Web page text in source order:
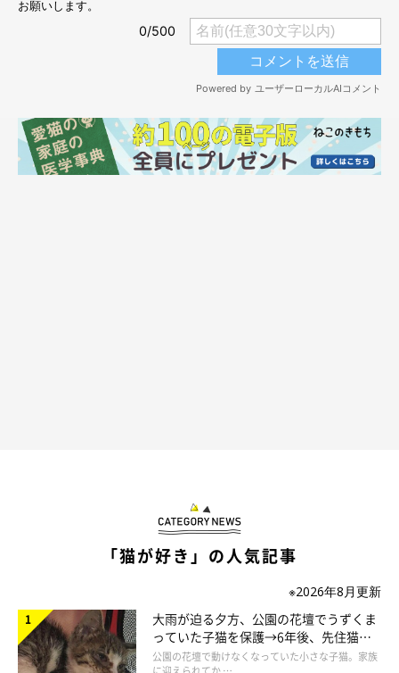
「猫が好き」の人気記事
※2026年8月更新
大雨が迫る夕方、公園の花壇でうずくま
っていた子猫を保護→6年後、先住猫
と“姉妹”のような関係に
公園の花壇で動けなくなっていた小さな子猫。家族